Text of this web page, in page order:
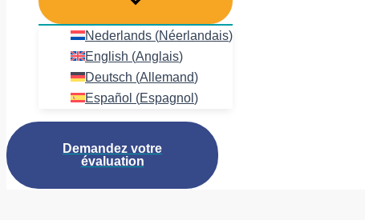
Nederlands (Néerlandais)
English (Anglais)
Deutsch (Allemand)
Español (Espagnol )
Demandez votre
évaluation